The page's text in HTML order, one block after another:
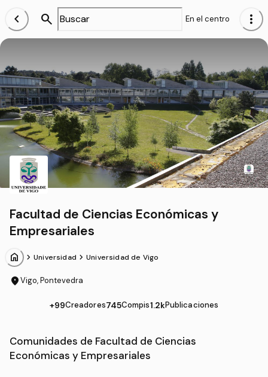
chevron_left search En el centro more_vert
Facultad de Ciencias Económicas y
Empresariales
home chevron_forward Universidad chevron_forward Universidad de Vigo
location_onVigo, Pontevedra
+99Creadores745Compis1.2kPublicaciones
Comunidades de Facultad de Ciencias
Económicas y Empresariales